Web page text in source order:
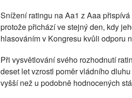
Snížení ratingu na Aa1 z Aaa
protože přichází ve stejný den, kdy
hlasováním v Kongresu kvůli odporu
Při vysvětlování svého rozhodnutí
deset let vzrostl poměr vládního
vyšší než u podobně hodnocených